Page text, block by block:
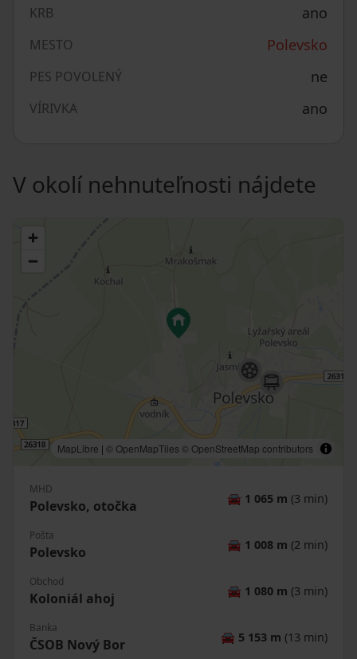
KRB ano
MESTO Polevsko
PES POVOLENÝ ne
VÍRIVKA ano
V okolí nehnuteľnosti nájdete
MapLibre | © OpenMapTiles © OpenStreetMap contributors
MHD
Polevsko, otočka 🚘 1 065 m (3 min)
Pošta
Polevsko 🚘 1 008 m (2 min)
Obchod
Koloniál ahoj 🚘 1 080 m (3 min)
Banka
ČSOB Nový Bor 🚘 5 153 m (13 min)